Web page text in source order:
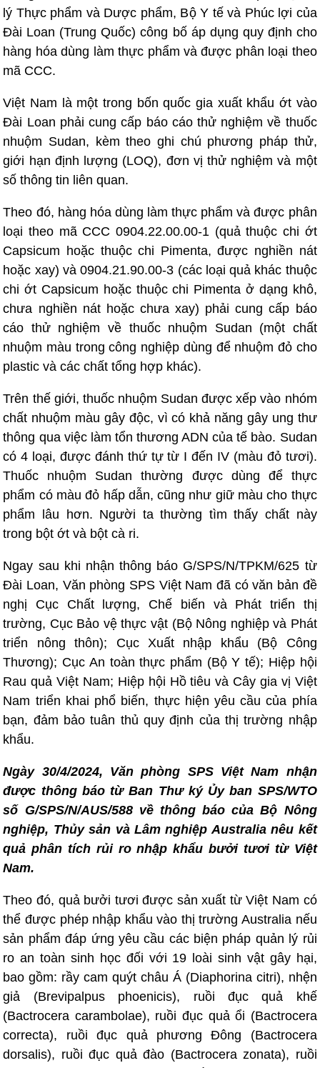
lý Thực phẩm và Dược phẩm, Bộ Y tế và Phúc lợi của
Đài Loan (Trung Quốc) công bố áp dụng quy định cho
hàng hóa dùng làm thực phẩm và được phân loại theo
mã CCC.
Việt Nam là một trong bốn quốc gia xuất khẩu ớt vào
Đài Loan phải cung cấp báo cáo thử nghiệm về thuốc
nhuộm Sudan, kèm theo ghi chú phương pháp thử,
giới hạn định lượng (LOQ), đơn vị thử nghiệm và một
số thông tin liên quan.
Theo đó, hàng hóa dùng làm thực phẩm và được phân
loại theo mã CCC 0904.22.00.00-1 (quả thuộc chi ớt
Capsicum hoặc thuộc chi Pimenta, được nghiền nát
hoặc xay) và 0904.21.90.00-3 (các loại quả khác thuộc
chi ớt Capsicum hoặc thuộc chi Pimenta ở dạng khô,
chưa nghiền nát hoặc chưa xay) phải cung cấp báo
cáo thử nghiệm về thuốc nhuộm Sudan (một chất
nhuộm màu trong công nghiệp dùng để nhuộm đỏ cho
plastic và các chất tổng hợp khác).
Trên thế giới, thuốc nhuộm Sudan được xếp vào nhóm
chất nhuộm màu gây độc, vì có khả năng gây ung thư
thông qua việc làm tổn thương ADN của tế bào. Sudan
có 4 loại, được đánh thứ tự từ I đến IV (màu đỏ tươi).
Thuốc nhuộm Sudan thường được dùng để thực
phẩm có màu đỏ hấp dẫn, cũng như giữ màu cho thực
phẩm lâu hơn. Người ta thường tìm thấy chất này
trong bột ớt và bột cà ri.
Ngay sau khi nhận thông báo G/SPS/N/TPKM/625 từ
Đài Loan, Văn phòng SPS Việt Nam đã có văn bản đề
nghị Cục Chất lượng, Chế biến và Phát triển thị
trường, Cục Bảo vệ thực vật (Bộ Nông nghiệp và Phát
triển nông thôn); Cục Xuất nhập khẩu (Bộ Công
Thương); Cục An toàn thực phẩm (Bộ Y tế); Hiệp hội
Rau quả Việt Nam; Hiệp hội Hồ tiêu và Cây gia vị Việt
Nam triển khai phổ biến, thực hiện yêu cầu của phía
bạn, đảm bảo tuân thủ quy định của thị trường nhập
khẩu.
Ngày 30/4/2024, Văn phòng SPS Việt Nam nhận
được thông báo từ Ban Thư ký Ủy ban SPS/WTO
số G/SPS/N/AUS/588 về thông báo của Bộ Nông
nghiệp, Thủy sản và Lâm nghiệp Australia nêu kết
quả phân tích rủi ro nhập khẩu bưởi tươi từ Việt
Nam.
Theo đó, quả bưởi tươi được sản xuất từ Việt Nam có
thể được phép nhập khẩu vào thị trường Australia nếu
sản phẩm đáp ứng yêu cầu các biện pháp quản lý rủi
ro an toàn sinh học đối với 19 loài sinh vật gây hại,
bao gồm: rầy cam quýt châu Á (Diaphorina citri), nhện
giả (Brevipalpus phoenicis), ruồi đục quả khế
(Bactrocera carambolae), ruồi đục quả ổi (Bactrocera
correcta), ruồi đục quả phương Đông (Bactrocera
dorsalis), ruồi đục quả đào (Bactrocera zonata), ruồi